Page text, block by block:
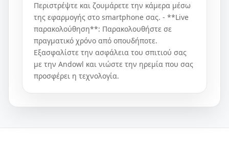
Περιστρέψτε και ζουμάρετε την κάμερα μέσω
της εφαρμογής στο smartphone σας. - **Live
παρακολούθηση**: Παρακολουθήστε σε
πραγματικό χρόνο από οπουδήποτε.
Εξασφαλίστε την ασφάλεια του σπιτιού σας
με την Andowl και νιώστε την ηρεμία που σας
προσφέρει η τεχνολογία.